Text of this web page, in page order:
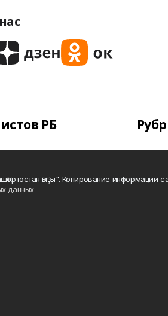
РБ
ҡыҙы". Копирование информации
данных